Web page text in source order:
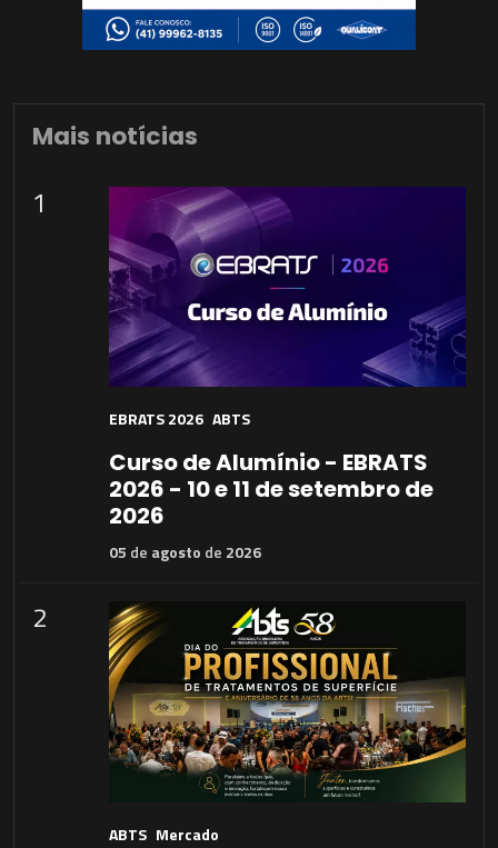
Mais notícias
1
EBRATS 2026 ABTS
Curso de Alumínio - EBRATS
2026 - 10 e 11 de setembro de
2026
05 de agosto de 2026
2
ABTS Mercado